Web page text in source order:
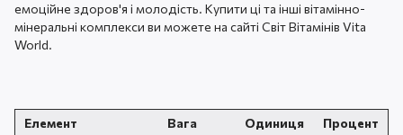
емоційне здоров'я і молодість. Купити ці та інші вітамінно-
мінеральні комплекси ви можете на сайті Світ Вітамінів Vita
World.
Елемент Вага Одиниця
Процент